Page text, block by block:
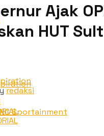
Ajak
HUT
redaksi
Sportainment